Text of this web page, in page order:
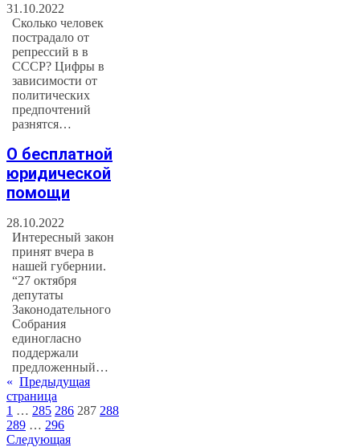
31.10.2022
Сколько человек
пострадало от
репрессий в в
СССР? Цифры в
зависимости от
политических
предпочтений
разнятся…
О бесплатной
юридической
помощи
28.10.2022
Интересный закон
принят вчера в
нашей губернии.
“27 октября
депутаты
Законодательного
Собрания
единогласно
поддержали
предложенный…
« Предыдущая
страница
1 … 285 286 287 288
289 … 296
Следующая